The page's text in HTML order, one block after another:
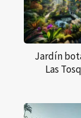
Jardín
Las